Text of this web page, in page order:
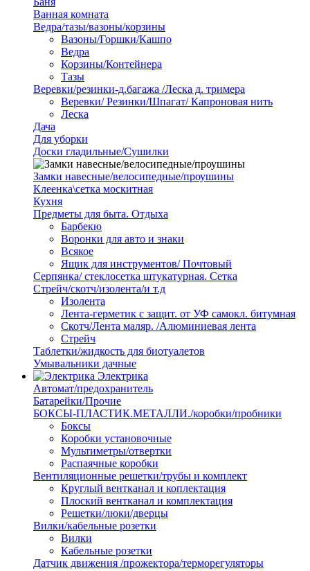
Ванная комната
Ведра/тазы/вазоны/корзины
Вазоны/Горшки/Кашпо
Ведра
Корзины/Контейнера
Тазы
Веревки/резинки-д.багажа /Леска д. тримера
Веревки/ Резинки/Шпагат/ Капроновая нить
Леска
Дача
Для уборки
Доски гладильные/Сушилки
Замки навесные/велосипедные/проушины
Клеенка\сетка москитная
Кухня
Предметы для быта. Отдыха
Барбекю
Воронки для авто и знаки
Всякое
Ящик для инструментов/ Почтовый
Серпянка/ стеклосетка штукатурная. Сетка
Стрейч/скотч/изолента/и т.д
Изолента
Лента-герметик с защит. от УФ самокл. битумная
Скотч/Лента маляр. /Алюминиевая лента
Стрейч
Таблетки/жидкость для биотуалетов
Умывальники дачные
Электрика
Автомат/предохранитель
Батарейки/Прочие
БОКСЫ-ПЛАСТИК.МЕТАЛЛИ./коробки/пробники
Боксы
Коробки установочные
Мультиметры/отвертки
Распаячные коробки
Вентиляционные решетки/трубы и комплект
Круглый вентканал и коплектация
Плоский вентканал и комплектация
Решетки/люки/дверцы
Вилки/кабельные розетки
Вилки
Кабельные розетки
Датчик движения /прожектора/терморегуляторы